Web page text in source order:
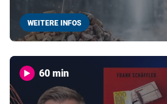
WEITERE INFOS
60 min